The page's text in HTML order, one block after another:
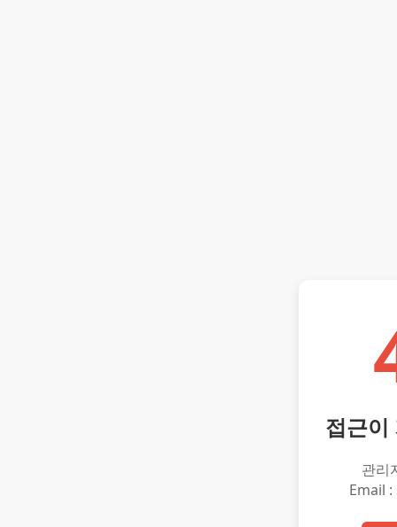
접근이
관리
Email